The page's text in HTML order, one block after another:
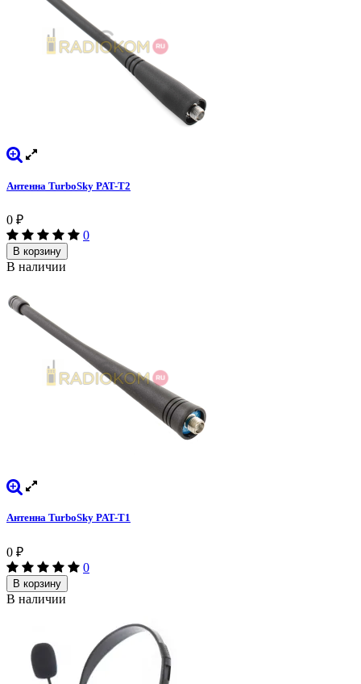
Антенна TurboSky PAT-T2
0 ₽
0
В корзину
В наличии
Антенна TurboSky PAT-T1
0 ₽
0
В корзину
В наличии